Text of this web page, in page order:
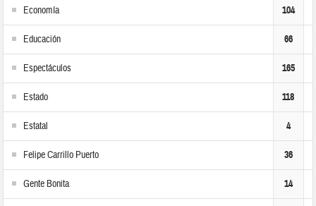
Economía 104
Educación 66
Espectáculos 165
Estado 118
Estatal 4
Felipe Carrillo Puerto 36
Gente Bonita 14